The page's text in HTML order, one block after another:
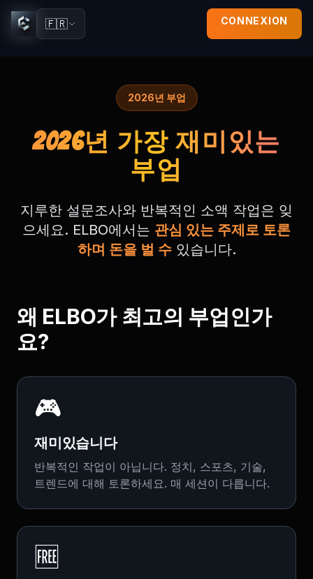
🇫🇷 CONNEXION
2026년 부업
2026년 가장 재미있는
부업
지루한 설문조사와 반복적인 소액 작업은 잊
으세요. ELBO에서는 관심 있는 주제로 토론
하며 돈을 벌 수있습니다.
왜 ELBO가 최고의 부업인가
요?
🎮
재미있습니다
반복적인 작업이 아닙니다. 정치, 스포츠, 기술,
트렌드에 대해 토론하세요. 매 세션이 다릅니다.
🆓